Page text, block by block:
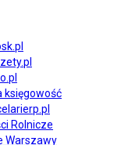
księgowość
Rolnicze
Warszawy